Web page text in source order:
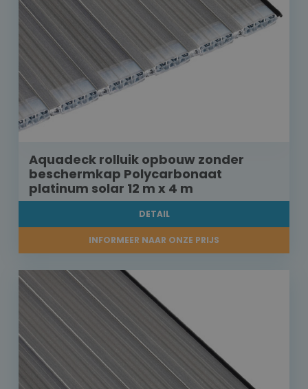
Aquadeck rolluik opbouw zonder
beschermkap Polycarbonaat
platinum solar 12 m x 4 m
DETAIL
INFORMEER NAAR ONZE PRIJS